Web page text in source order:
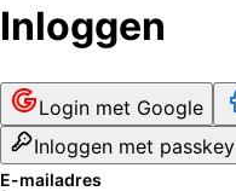
Inloggen
Login met Google
Inloggen met passkey
E-mailadres